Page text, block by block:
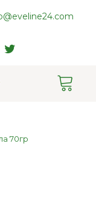
70гр